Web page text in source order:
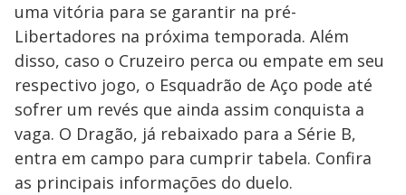
uma vitória para se garantir na pré-
Libertadores na próxima temporada. Além
disso, caso o Cruzeiro perca ou empate em seu
respectivo jogo, o Esquadrão de Aço pode até
sofrer um revés que ainda assim conquista a
vaga. O Dragão, já rebaixado para a Série B,
entra em campo para cumprir tabela. Confira
as principais informações do duelo.